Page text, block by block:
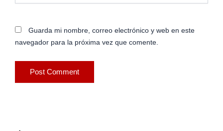
Guarda mi nombre, correo electrónico y web en este
navegador para la próxima vez que comente.